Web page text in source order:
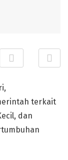
terkait
dan